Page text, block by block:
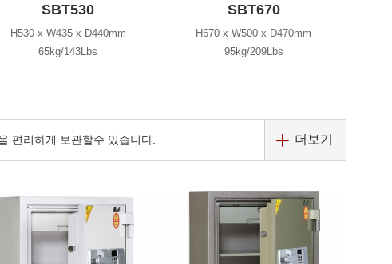
SBT530
H530 x W435 x D440mm
65kg/143Lbs
SBT670
H670 x W500 x D470mm
95kg/209Lbs
편리하게 보관할수 있습니다. 더보기